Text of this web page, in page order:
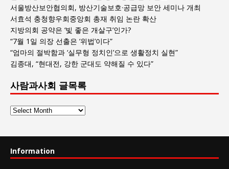
서울방산보안협의회, 방산기술보호·공급망 보안 세미나 개최
서효석 충청향우회중앙회 총재 취임 논란 확산
지방의회 공약은 ‘빛 좋은 개살구’인가?
“7월 1일 의장 선출은 ‘위법’이다”
“엄마의 절박함과 ‘실무형 정치인’으로 생활정치 실현”
김종대, “현대전, 강한 군대도 약해질 수 있다”
사람과사회 글목록
사
회
Information